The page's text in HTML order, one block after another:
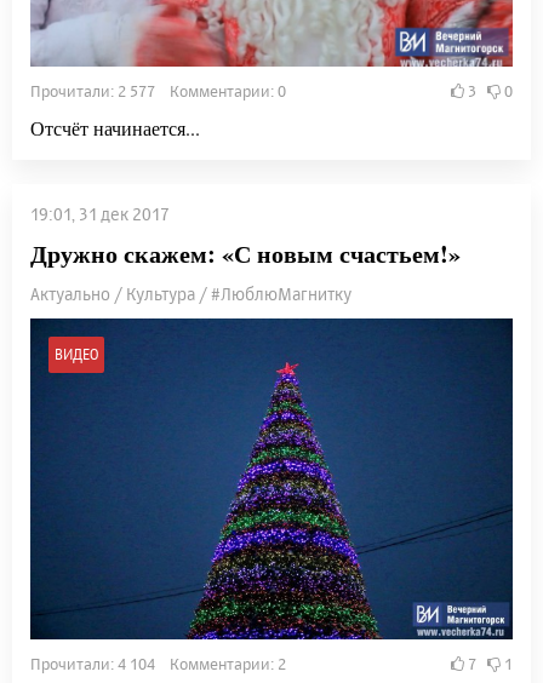
Прочитали: 2 577 Комментарии: 0 3 0
Отсчёт начинается...
19:01, 31 дек 2017
Дружно скажем: «С новым счастьем!»
Актуально / Культура / #ЛюблюМагнитку
ВИДЕО
Прочитали: 4 104 Комментарии: 2 7 1